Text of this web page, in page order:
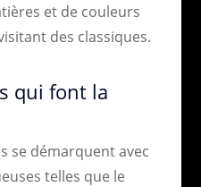
et de couleurs
des classiques.
qui font la
se démarquent avec
telles que le